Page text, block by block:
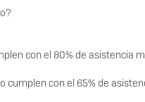
con el 80% de asistencia
cumplen con el 65% de